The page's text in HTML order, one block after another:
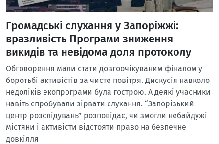
Громадські слухання у Запоріжжі:
вразливість Програми зниження
викидів та невідома доля протоколу
Обговорення мали стати довгоочікуваним фіналом у
боротьбі активістів за чисте повітря. Дискусія навколо
недоліків екопрограми була гострою. А деякі учасники
навіть спробували зірвати слухання. “Запорізький
центр розслідувань” розповідає, чи змогли небайдужі
містяни і активісти відстояти право на безпечне
довкілля